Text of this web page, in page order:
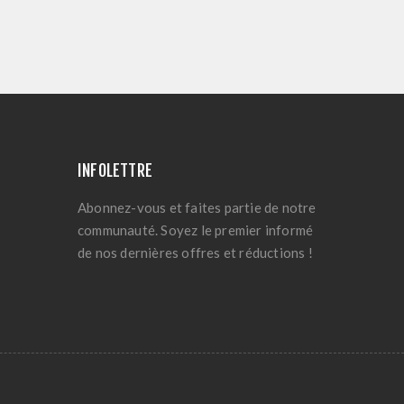
INFOLETTRE
Abonnez-vous et faites partie de notre
communauté. Soyez le premier informé
de nos dernières offres et réductions !